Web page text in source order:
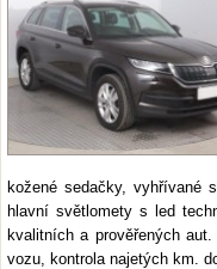
kožené sedačky, vyhřívané
hlavní světlomety s led
kvalitních a prověřených
vozu, kontrola najetých km.